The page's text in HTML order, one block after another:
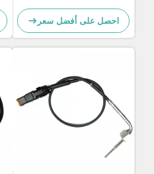
العادم لسفينة الشحن ديترويت
احصل على أفضل سعر